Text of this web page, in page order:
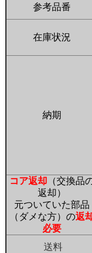
参考品番
在庫状況
納期
コア返却（交換品
返却）
元ついていた部品
（ダメな方）の返
必要
送料